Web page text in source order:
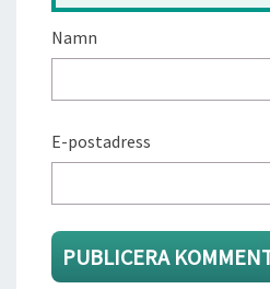
Namn
E-postadress